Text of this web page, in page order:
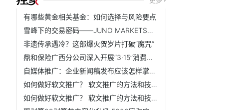
有哪些黄金相关基金：如何选择与风险要点
雪峰下的交易密码——JUNO MARKETS技术峰会乌鲁木齐站圆满结束
非遗传承遇冷？这部爆火贺岁片打破“魔咒”
鼎和保险广西分公司深入开展“3·15”消费者权益保护教育宣传...
自媒体推广：企业新闻稿发布应该怎样掌握节奏？ 怎么规划效...
如何做好软文推广？ 软文推广的方法和技巧是什么？
如何做好软文推广？ 软文推广的方法和技巧是什么？